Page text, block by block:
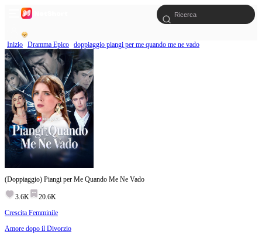
Inizio Dramma Epico doppiaggio piangi per me quando me ne vado
(Doppiaggio) Piangi per Me Quando Me Ne Vado
3.6K
20.6K
Crescita Femminile
Amore dopo il Divorzio